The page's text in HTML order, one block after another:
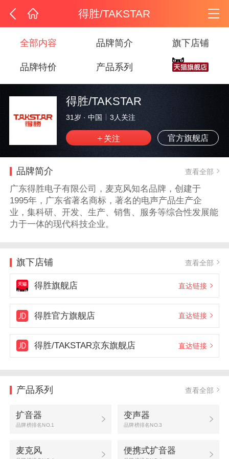
得胜/TAKSTAR
全部内容 品牌简介 旗下店铺
品牌特价 产品系列
得胜/TAKSTAR
31岁 · 中国 3 人关注
官方旗舰店
品牌简介 查看全部
广东得胜电子有限公司，麦克风知名品牌，创建于
1995年，广东省著名商标，著名的电声产品生产企
业，集科研、开发、生产、销售、服务等综合性发展能
力于一体的现代科技企业。
旗下店铺 查看全部
得胜旗舰店 直达链接
得胜官方旗舰店 直达链接
得胜/TAKSTAR京东旗舰店 直达链接
产品系列 查看全部
扩音器
品牌榜排名NO.1
变声器
品牌榜排名NO.3
麦克风 便携式扩音器